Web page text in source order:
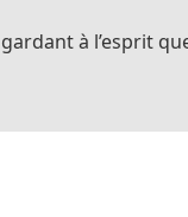
à l’esprit